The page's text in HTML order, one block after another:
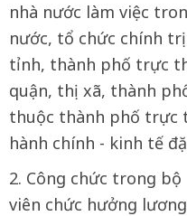
nhà nước làm việc
nước, tổ chức chính
tỉnh, thành phố trực
quận, thị xã, thành
thuộc thành phố trực
hành chính - kinh tế
2. Công chức trong
viên chức hưởng